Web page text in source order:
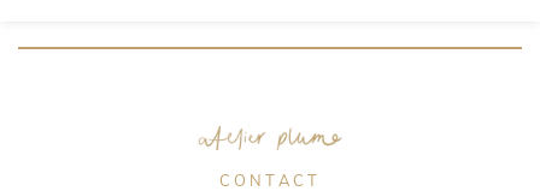
C O N T A C T